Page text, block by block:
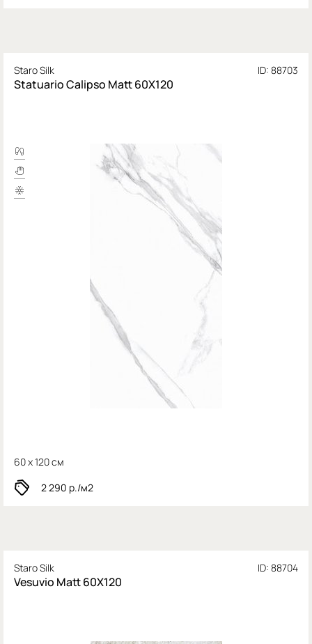
Staro Silk ID: 88703
Statuario Calipso Matt 60X120
60 x 120 см
2 290 р./м2
Staro Silk ID: 88704
Vesuvio Matt 60X120